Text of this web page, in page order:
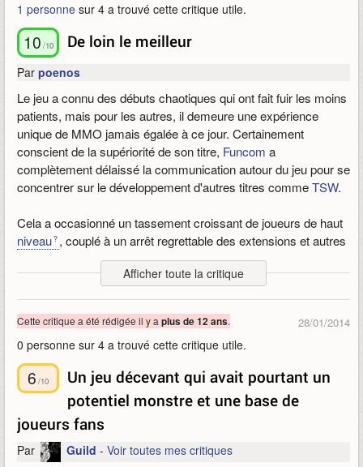
Age of Conan a pris un coup de vieux : les textures sont
parfois baveuses ou floues dans pas mal d'endroits.
Cependant, globalement, pour un jeu qui va sur ses neuf ans,
ça reste vraiment correct. Des zones (comme le Kitai ou des
donjons) sont magnifiques. On tranche dans le vif ici. La
direction artistique est bien faite, le son incroyable par la bande
son.
Beaucoup de bugs ont été corrigés, il en subsiste encore, mais
il faudrait être d'une mauvaise foi sans bornes pour dire que le
jeu est injouable. Certes, le serveurs freezent parfois, mais
La difficulté d'AoC n'a pas d'égal. Ici, un seul joueur ne peut
tout faire... Un élite mérite bien son nom d'élite et vous fera
mordre la poussière. Les mobs repopent assez vite, alors
malheur à celui qui a mal jugé le temps de sa récupération.
AoC propose 12 classes, chacune disposant de deux
orientations. Il existe quatre ethnies (qui n'apportent rien hormis
certaines restrictions de classes et l'aspect de l'
avatar
on retrouve :
- Le Cimmérien (un Nordien)
- L'Aquilonien (une sorte de Grec)
- Le Stygien (une sorte d'Egyptien)
- Le Kithan (une sorte de Chinois)
1 personne sur 4 a trouvé cette critique utile.
10 /10 De loin le meilleur
Par poenos
Le jeu a connu des débuts chaotiques qui ont fait fuir les moins
patients, mais pour les autres, il demeure une expérience
unique de MMO jamais égalée à ce jour. Certainement
conscient de la supériorité de son titre, Funcom a
complètement délaissé la communication autour du jeu pour se
concentrer sur le développement d'autres titres commeTSW.
Cela a occasionné un tassement croissant de joueurs de haut
niveau , couplé à un arrêt regrettable des extensions et autres
extensions du jeu. Du coup, de nombreux joueurs ont perdu
patience et ont entraîné avec eux le départ de guildes entières
TESO. [... ]
Funcom a créé le plus beau, le plus addictif, le plus difficile, le
plus intense, le plus coopératif et le plus original des jeux
online, mais n'a pas choisi de le développer comme il
convenait, malgré l'attente immense des communautés de
joueurs qui se seraient fait un plaisir (voir un devoir) de relayer
la communication sur les Forums. Cela a même été proposé à
Funcom, qui n'a pas daigné répondre aux intéressés. Il n'en
Afficher toute la critique
28/01/2014
Cette critique a été rédigée il y a plus de 12 ans.
0 personne sur 4 a trouvé cette critique utile.
6 /10
Un jeu décevant qui avait pourtant un
potentiel monstre et une base de
joueurs fans
Par Guild - Voir toutes mes critiques